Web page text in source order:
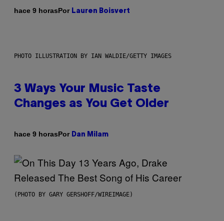
hace 9 horasPor Lauren Boisvert
PHOTO ILLUSTRATION BY IAN WALDIE/GETTY IMAGES
3 Ways Your Music Taste
Changes as You Get Older
hace 9 horasPor Dan Milam
(PHOTO BY GARY GERSHOFF/WIREIMAGE)